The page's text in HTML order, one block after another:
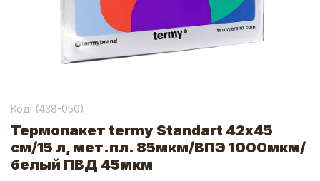
Код: (438-050)
Термопакет termy Standart 42х45
см/15 л, мет.пл. 85мкм/ВПЭ 1000мкм/
белый ПВД 45мкм